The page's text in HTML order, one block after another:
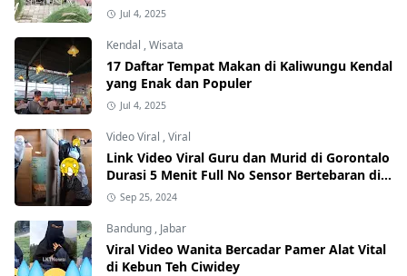
Jul 4, 2025
Kendal ,Wisata
17 Daftar Tempat Makan di Kaliwungu Kendal
yang Enak dan Populer
Jul 4, 2025
Video Viral ,Viral
Link Video Viral Guru dan Murid di Gorontalo
Durasi 5 Menit Full No Sensor Bertebaran di
Internet, Hati-Hati Phising!
Sep 25, 2024
Bandung , Jabar
Viral Video Wanita Bercadar Pamer Alat Vital
di Kebun Teh Ciwidey